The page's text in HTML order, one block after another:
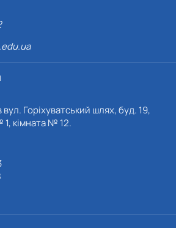
вул. Горіхуватський шлях, буд. 19,
кімната № 12.